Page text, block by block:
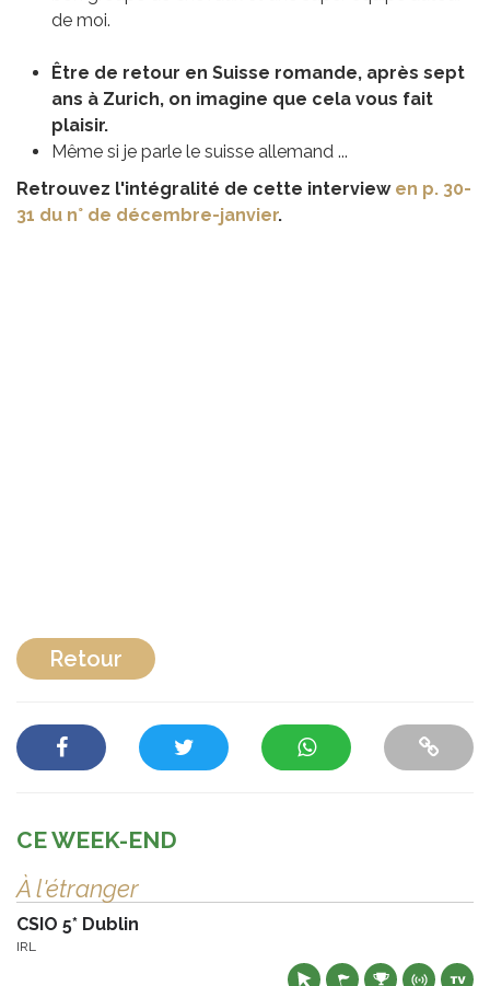
de moi.
Être de retour en Suisse romande, après sept
ans à Zurich, on imagine que cela vous fait
plaisir.
Même si je parle le suisse allemand ...
Retrouvez l'intégralité de cette interview en p. 30-
31 du n° de décembre-janvier.
Retour
CE WEEK-END
À l'étranger
CSIO 5* Dublin
IRL